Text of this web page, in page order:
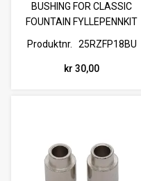
BUSHING FOR CLASSIC
FOUNTAIN FYLLEPENNKIT
Produktnr.
25RZFP18BU
kr 30,00